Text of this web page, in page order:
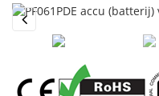
Previous